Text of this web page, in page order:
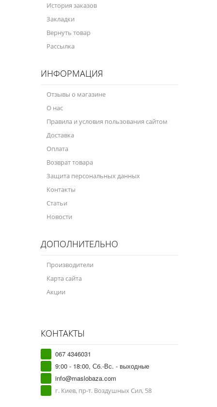
История заказов
Закладки
Вернуть товар
Рассылка
ИНФОРМАЦИЯ
Отзывы о магазине
О нас
Правила и условия пользования сайтом
Доставка
Оплата
Возврат товара
Защита персональных данных
Контакты
Статьи
Новости
ДОПОЛНИТЕЛЬНО
Производители
Карта сайта
Акции
КОНТАКТЫ
067 4346031
9:00 - 18:00, Сб.-Вс. - выходные
info@maslobaza.com
г. Киев, пр-т. Воздушных Сил, 58